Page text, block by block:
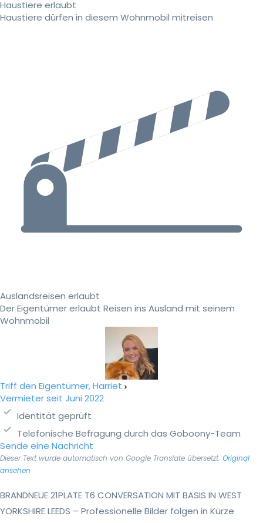
Haustiere erlaubt
Haustiere dürfen in diesem Wohnmobil mitreisen
Auslandsreisen erlaubt
Der Eigentümer erlaubt Reisen ins Ausland mit seinem
Wohnmobil
Triff den Eigentümer, Harriet
Vermieter seit Juni 2022
Identität geprüft
Telefonische Befragung durch das Goboony-Team
Sende eine Nachricht
Dieser Text wurde automatisch von Google Translate übersetzt. Original
ansehen
BRANDNEUE 21PLATE T6 CONVERSATION MIT BASIS IN WEST
YORKSHIRE LEEDS – Professionelle Bilder folgen in Kürze